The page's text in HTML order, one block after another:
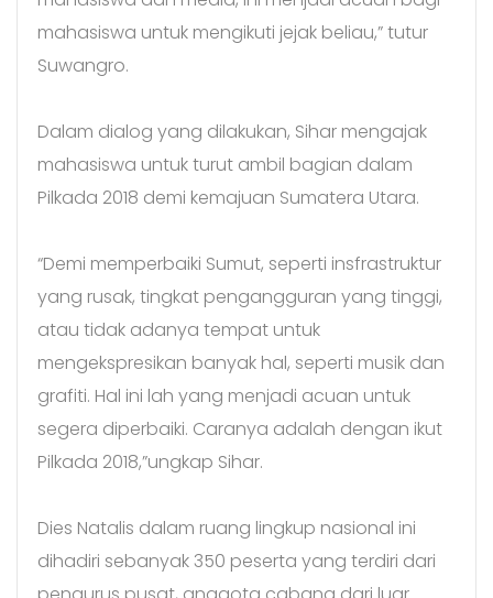
mahasiswa untuk mengikuti jejak beliau,” tutur
Suwangro.
Dalam dialog yang dilakukan, Sihar mengajak
mahasiswa untuk turut ambil bagian dalam
Pilkada 2018 demi kemajuan Sumatera Utara.
“Demi memperbaiki Sumut, seperti insfrastruktur
yang rusak, tingkat pengangguran yang tinggi,
atau tidak adanya tempat untuk
mengekspresikan banyak hal, seperti musik dan
grafiti. Hal ini lah yang menjadi acuan untuk
segera diperbaiki. Caranya adalah dengan ikut
Pilkada 2018,”ungkap Sihar.
Dies Natalis dalam ruang lingkup nasional ini
dihadiri sebanyak 350 peserta yang terdiri dari